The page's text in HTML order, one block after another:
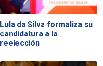
Lula da Silva formaliza su
candidatura a la
reelección